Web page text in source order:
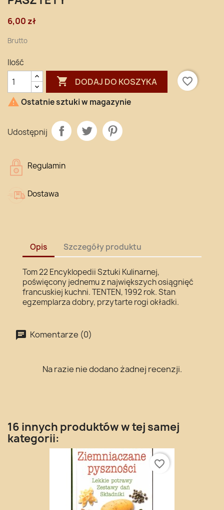
6,00 zł
Brutto
Ilość
 DODAJ DO KOSZYKA
favorite_border
 Ostatnie sztuki w magazynie
Udostępnij
Regulamin
Dostawa
Opis Szczegóły produktu
Tom 22 Encyklopedii Sztuki Kulinarnej,
poświęcony jednemu z największych osiągnięć
francuskiej kuchni. TENTEN, 1992 rok. Stan
egzemplarza dobry, przytarte rogi okładki.
Komentarze (0)
Na razie nie dodano żadnej recenzji.
16 innych produktów w tej samej
kategorii:
favorite_border